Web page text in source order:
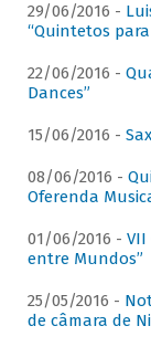
29/06/2016 -
“Quintetos
22/06/2016 -
Dances”
15/06/2016 -
08/06/2016 -
Oferenda
01/06/2016 - VII
entre Mundos”
25/05/2016 -
de câmara de